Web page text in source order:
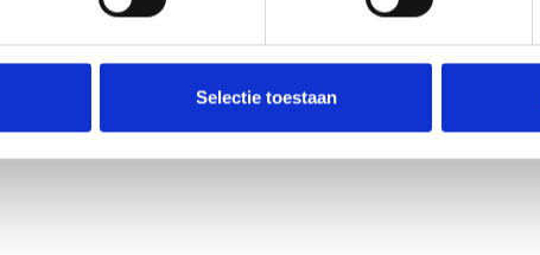
Selectie toestaan
Deel deze